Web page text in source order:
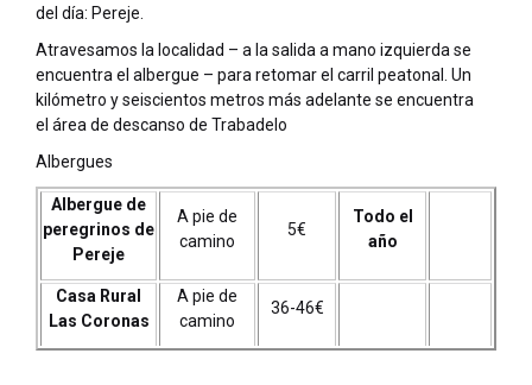
del día: Pereje.
Atravesamos la localidad – a la salida a mano izquierda se
encuentra el albergue – para retomar el carril peatonal. Un
kilómetro y seiscientos metros más adelante se encuentra
el área de descanso de Trabadelo
Albergues
Albergue de
peregrinos de
Pereje
A pie de
camino
5€
Todo el
año
Casa Rural
Las Coronas
A pie de
camino
36-46€